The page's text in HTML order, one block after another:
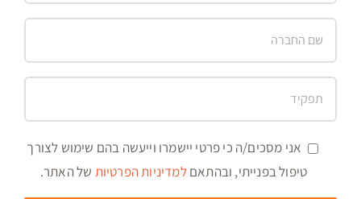
אני מסכים/ה כי פרטי יישמרו וייעשה בהם שימוש לצורך
טיפול בפנייתי, ובהתאםלמדיניות הפרטיות של האתר.